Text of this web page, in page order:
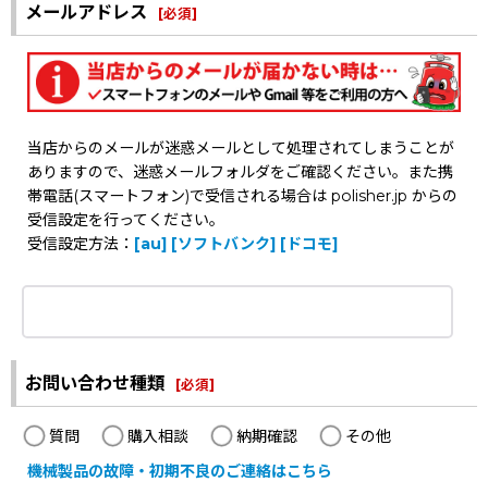
メールアドレス [必須]
当店からのメールが迷惑メールとして処理されてしまうことが
ありますので、迷惑メールフォルダをご確認ください。また携
帯電話(スマートフォン)で受信される場合は polisher.jp からの
受信設定を行ってください。
受信設定方法： [au] [ソフトバンク] [ドコモ]
お問い合わせ種類 [必須]
質問 購入相談 納期確認
その他
機械製品の故障・初期不良のご連絡はこちら